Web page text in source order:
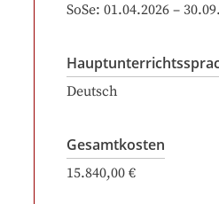
SoSe: 01.04.2026 –
Deutsch
Gesamtkosten
15.840,00 €